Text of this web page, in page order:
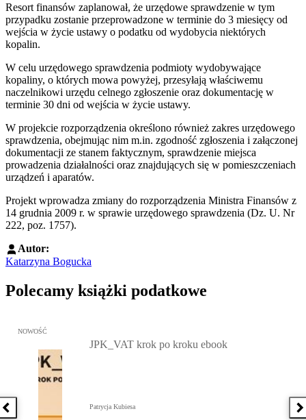
Resort finansów zaplanował, że urzędowe sprawdzenie w tym
przypadku zostanie przeprowadzone w terminie do 3 miesięcy od
wejścia w życie ustawy o podatku od wydobycia niektórych
kopalin.
W celu urzędowego sprawdzenia podmioty wydobywające
kopaliny, o których mowa powyżej, przesyłają właściwemu
naczelnikowi urzędu celnego zgłoszenie oraz dokumentację w
terminie 30 dni od wejścia w życie ustawy.
W projekcie rozporządzenia określono również zakres urzędowego
sprawdzenia, obejmując nim m.in. zgodność zgłoszenia i załączonej
dokumentacji ze stanem faktycznym, sprawdzenie miejsca
prowadzenia działalności oraz znajdujących się w pomieszczeniach
urządzeń i aparatów.
Projekt wprowadza zmiany do rozporządzenia Ministra Finansów z
14 grudnia 2009 r. w sprawie urzędowego sprawdzenia (Dz. U. Nr
222, poz. 1757).
Autor:
Katarzyna Bogucka
Polecamy książki podatkowe
Poprzednia książka
Przejdź do: JPK_VAT krok po kroku ebook, Patrycja Kubiesa -
NOWOŚĆ
JPK_VAT krok po kroku ebook
Patrycja Kubiesa